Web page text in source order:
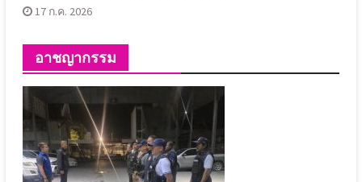
17 ก.ค. 2026
อาชญากรรม